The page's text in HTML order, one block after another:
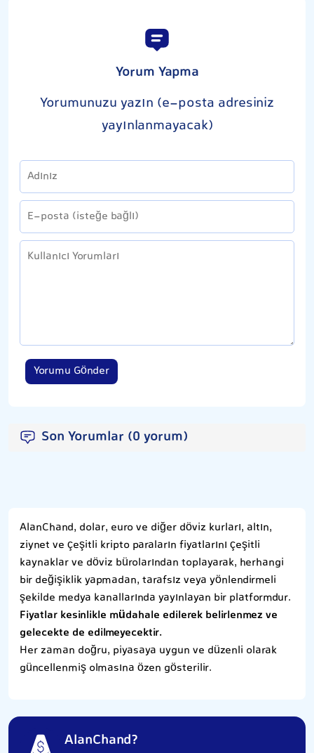
Yorum Yapma
Yorumunuzu yazın (e-posta adresiniz
yayınlanmayacak)
Yorumu Gönder
Son Yorumlar (0 yorum)
AlanChand, dolar, euro ve diğer döviz kurları, altın,
ziynet ve çeşitli kripto paraların fiyatlarını çeşitli
kaynaklar ve döviz bürolarından toplayarak, herhangi
bir değişiklik yapmadan, tarafsız veya yönlendirmeli
şekilde medya kanallarında yayınlayan bir platformdur.
Fiyatlar kesinlikle müdahale edilerek belirlenmez ve
gelecekte de edilmeyecektir.
Her zaman doğru, piyasaya uygun ve düzenli olarak
güncellenmiş olmasına özen gösterilir.
AlanChand?